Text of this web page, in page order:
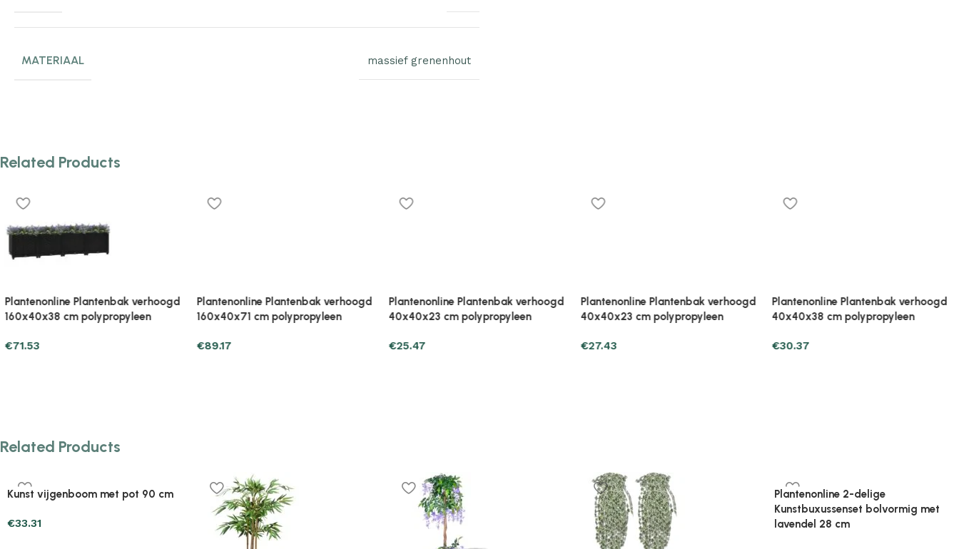
MATERIAAL massief grenenhout
Related Products
Plantenonline Plantenbak verhoogd
160x40x71 cm polypropyleen
€ 89.17
Plantenonline Plantenbak verhoogd
Plantenonline Plantenbak verhoogd
Plantenonline Plantenbak verhoogd
Plantenonline Plantenbak verhoogd
Related Products